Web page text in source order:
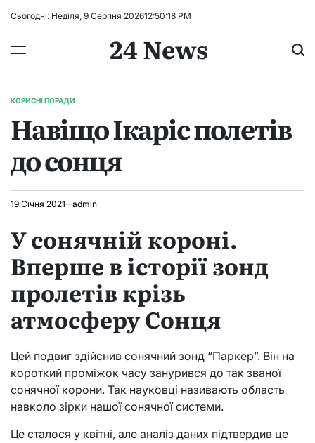
Сьогодні: Неділя, 9 Серпня 202612:50:19 PM
24 News
ОПУБЛІКУВАТИ
КОРИСНІ ПОРАДИ
Навіщо Ікаріс полетів
до сонця
19 Січня 2021 admin
У сонячній короні.
Вперше в історії зонд
пролетів крізь
атмосферу Сонця
Цей подвиг здійснив сонячний зонд “Паркер”. Він на
короткий проміжок часу занурився до так званої
сонячної корони. Так науковці називають область
навколо зірки нашої сонячної системи.
Це сталося у квітні, але аналіз даних підтвердив це